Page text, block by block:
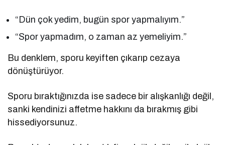
“Dün çok yedim, bugün spor yapmalıyım.”
“Spor yapmadım, o zaman az yemeliyim.”
Bu denklem, sporu keyiften çıkarıp cezaya
dönüştürüyor.
Sporu bıraktığınızda ise sadece bir alışkanlığı değil,
sanki kendinizi affetme hakkını da bırakmış gibi
hissediyorsunuz.